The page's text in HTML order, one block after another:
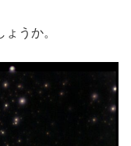
うか。